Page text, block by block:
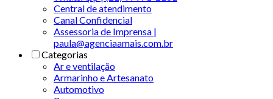
Central de atendimento
Canal Confidencial
Assessoria de Imprensa |
paula@agenciaamais.com.br
Categorias
Ar e ventilação
Armarinho e Artesanato
Automotivo